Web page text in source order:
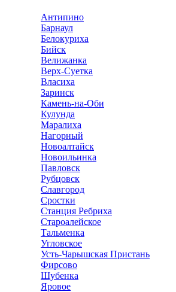
Антипино
Барнаул
Белокуриха
Бийск
Велижанка
Верх-Суетка
Власиха
Заринск
Камень-на-Оби
Кулунда
Маралиха
Нагорный
Новоалтайск
Новоильинка
Павловск
Рубцовск
Славгород
Сростки
Станция Ребриха
Староалейское
Тальменка
Угловское
Усть-Чарышская Пристань
Фирсово
Шубенка
Яровое